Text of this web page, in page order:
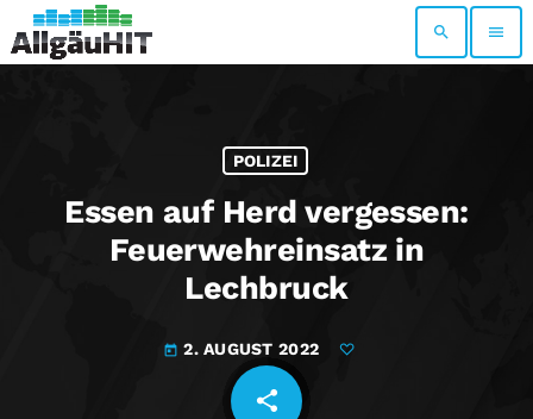
search menu
POLIZEI
Essen auf Herd vergessen:
Feuerwehreinsatz in
Lechbruck
today 2. AUGUST 2022
share
email